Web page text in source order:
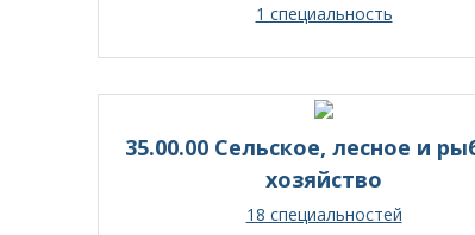
1 специальность
35.00.00 Сельское, лесное и
хозяйство
18 специальностей